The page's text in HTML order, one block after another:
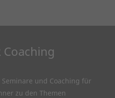
Coaching
Seminare und Coaching für
zu den Themen